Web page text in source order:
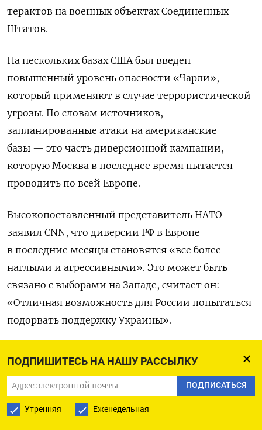
ПОДПИШИТЕСЬ НА НАШУ РАССЫЛКУ
ПОДПИСАТЬСЯ
Утренняя Еженедельная
терактов на военных объектах Соединенных
Штатов.
На нескольких базах США был введен
повышенный уровень опасности «Чарли»,
который применяют в случае террористической
угрозы. По словам источников,
запланированные атаки на американские
базы — это часть диверсионной кампании,
которую Москва в последнее время пытается
проводить по всей Европе.
Высокопоставленный представитель НАТО
заявил CNN, что диверсии РФ в Европе
в последние месяцы становятся «все более
наглыми и агрессивными». Это может быть
связано с выборами на Западе, считает он:
«Отличная возможность для России попытаться
подорвать поддержку Украины».
скоординированные и агрессивные действия
со времен Холодной войны. Мы видим саботаж,
террористические заговоры, поджоги —